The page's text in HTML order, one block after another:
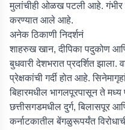
मुलांचीही ओळख पटली आहे. गंभीर
करण्यात आले आहे.
अनेक ठिकाणी निदर्शनं
शाहरुख खान, दीपिका पदुकोण
बुधवारी देशभरात प्रदर्शित झाला.
प्रेक्षकांची गर्दी होत आहे.
बिहारमधील भागलपूरपासून ते मध्य
छत्तीसगडमधील दुर्ग, बिलासपूर
कर्नाटकातील बेंगळुरूपर्यंत